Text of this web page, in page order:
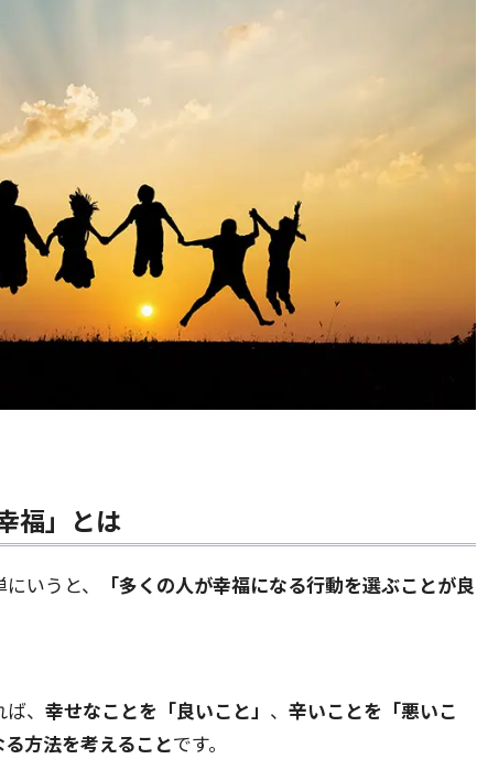
福」とは
いうと、
「多くの人が幸福になる行動を選ぶことが良
、 幸せなことを「良いこと」 、 辛いことを「悪いこ
方法を考えることです。